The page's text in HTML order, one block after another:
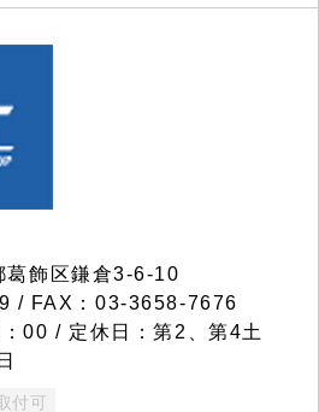
飾区鎌倉3-6-10
/ FAX：03-3658-7676
00 / 定休日：第2、第4土
付可